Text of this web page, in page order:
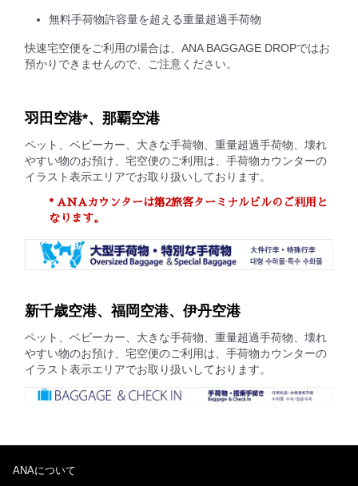
無料手荷物許容量を超える重量超過手荷物
快速宅空便をご利用の場合は、ANA BAGGAGE DROPではお
預かりできませんので、ご注意ください。
羽田空港*、那覇空港
ペット、ベビーカー、大きな手荷物、重量超過手荷物、壊れ
やすい物のお預け、宅空便のご利用は、手荷物カウンターの
イラスト表示エリアでお取り扱いしております。
* ANAカウンターは第2旅客ターミナルビルのご利用と
なります。
新千歳空港、福岡空港、伊丹空港
ペット、ベビーカー、大きな手荷物、重量超過手荷物、壊れ
やすい物のお預け、宅空便のご利用は、手荷物カウンターの
イラスト表示エリアでお取り扱いしております。
ANAについて